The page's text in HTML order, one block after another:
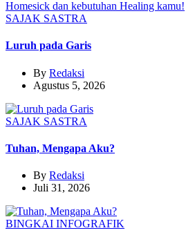
SAJAK SASTRA
Luruh pada Garis
By Redaksi
Agustus 5, 2026
SAJAK SASTRA
Tuhan, Mengapa Aku?
By Redaksi
Juli 31, 2026
BINGKAI INFOGRAFIK